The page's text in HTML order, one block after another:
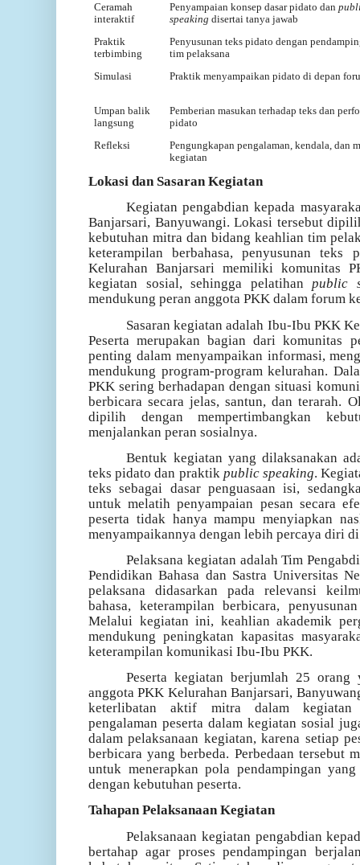
Ceramah
interaktif
Penyampaian konsep dasar pidato dan
speaking disertai tanya jawab
Praktik
terbimbing
Penyusunan teks pidato dengan
tim pelaksana
Simulasi
Praktik menyampaikan pidato di depan
Umpan balik
langsung
Pemberian masukan terhadap teks dan
pidato
Refleksi
Pengungkapan pengalaman, kendala, dan
kegiatan
Lokasi dan Sasaran Kegiatan
Kegiatan pengabdian kepada
Banjarsari, Banyuwangi. Lokasi tersebut
kebutuhan mitra dan bidang keahlian tim
keterampilan berbahasa, penyusunan
Kelurahan Banjarsari memiliki komunitas
kegiatan sosial, sehingga pelatihanpublic
mendukung peran anggota PKK dalam forum
Sasaran kegiatan adalah Ibu-Ibu PKK
Peserta merupakan bagian dari komunitas
penting dalam menyampaikan informasi,
mendukung program-program kelurahan.
PKK sering berhadapan dengan situasi
berbicara secara jelas, santun, dan terarah.
dipilih dengan mempertimbangkan
menjalankan peran sosialnya.
Bentuk kegiatan yang dilaksanakan
teks pidato dan praktik public speaking.
teks sebagai dasar penguasaan isi,
untuk melatih penyampaian pesan secara
peserta tidak hanya mampu menyiapkan
menyampaikannya dengan lebih percaya diri
Pelaksana kegiatan adalah Tim
Pendidikan Bahasa dan Sastra Universitas
pelaksana didasarkan pada relevansi
bahasa, keterampilan berbicara,
Melalui kegiatan ini, keahlian akademik
mendukung peningkatan kapasitas
keterampilan komunikasi Ibu-Ibu PKK.
Peserta kegiatan berjumlah 25 orang
anggota PKK Kelurahan Banjarsari,
keterlibatan aktif mitra dalam kegiatan
pengalaman peserta dalam kegiatan sosial
dalam pelaksanaan kegiatan, karena setiap
berbicara yang berbeda. Perbedaan tersebut
untuk menerapkan pola pendampingan
dengan kebutuhan peserta.
Tahapan Pelaksanaan Kegiatan
Pelaksanaan kegiatan pengabdian
bertahap agar proses pendampingan